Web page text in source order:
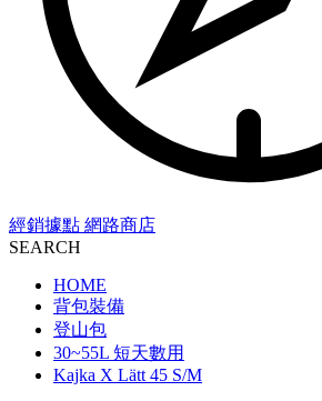
經銷據點 網路商店
SEARCH
HOME
背包裝備
登山包
30~55L 短天數用
Kajka X Lätt 45 S/M